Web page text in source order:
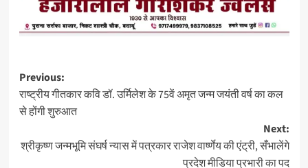
Post
navigation
Previous:
राष्ट्रीय गीतकार कवि डॉ. उर्मिलेश के 75वें अमृत जन्म जयंती वर्ष का कल
से होंगी शुरुआत
Next:
श्रीकृष्ण जन्मभूमि संघर्ष न्यास में पत्रकार राजेश वार्ष्णेय की एंट्री, सँभालेंगे
प्रदेश मीडिया प्रभारी का पद